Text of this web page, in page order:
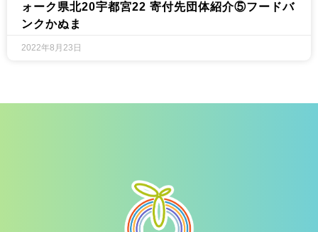
ォーク県北20宇都宮22 寄付先団体紹介⑤フードバ
ンクかぬま
2022年8月23日